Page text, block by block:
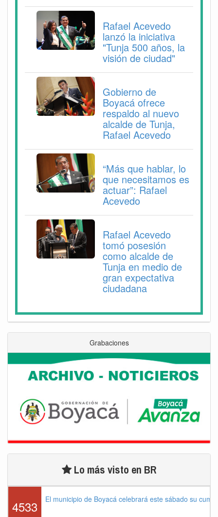
Rafael Acevedo
lanzó la iniciativa
"Tunja 500 años, la
visión de ciudad"
Gobierno de
Boyacá ofrece
respaldo al nuevo
alcalde de Tunja,
Rafael Acevedo
“Más que hablar, lo
que necesitamos es
actuar”: Rafael
Acevedo
Rafael Acevedo
tomó posesión
como alcalde de
Tunja en medio de
gran expectativa
ciudadana
Grabaciones
Lo más visto en BR
4533 El municipio de Boyacá celebrará este sábado su